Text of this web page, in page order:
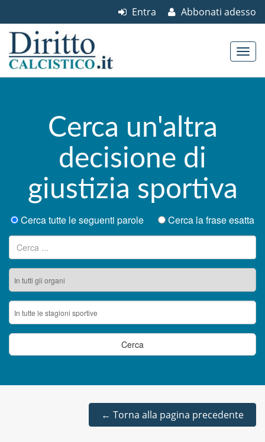
Abbonati adesso
Entra
Cerca un'altra
decisione di
giustizia sportiva
Cerca tutte le seguenti parole
Cerca la frase esatta
Ricerca per:
← Torna alla pagina precedente